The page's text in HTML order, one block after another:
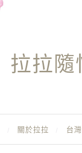
拉拉隨
關於拉拉 台